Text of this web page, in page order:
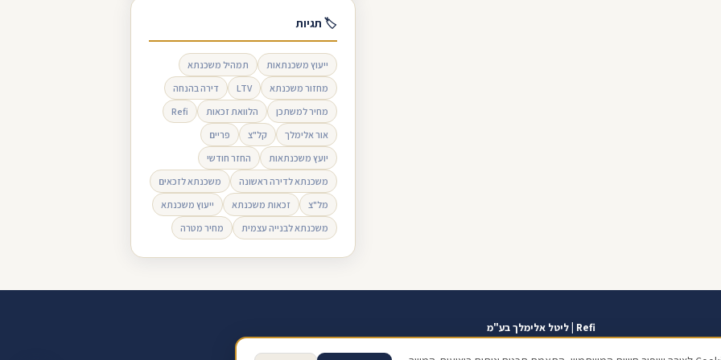
🏷 תגיות
ייעוץ משכנתאות
תמהיל משכנתא
מחזור משכנתא
LTV
דירה בהנחה
מחיר למשתכן
הלוואת זכאות
Refi
אור אלימלך
קל"צ
פריים
יועץ משכנתאות
החזר חודשי
משכנתא לדירה ראשונה
משכנתא לזכאים
מל"צ
זכאות משכנתא
ייעוץ משכנתא
משכנתא לבנייה עצמית
מחיר מטרה
Refi | ליטל אלימלך בע"מ
אזור אישי כתוב ביקורת בגוגל תנאי שימוש